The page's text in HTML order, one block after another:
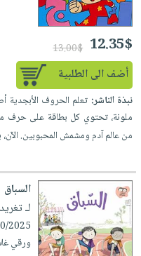
12.35$
13.00$
أضف الى الطلبية
نبذة الناشر:
ملونة، تحتوي كل بطاقة على حرف
من عالم آدم ومشمش المحبوبين.
السباق
لـ
2025
ورقي